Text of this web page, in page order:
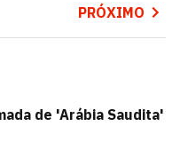
PRÓXIMO
de 'Arábia Saudita'